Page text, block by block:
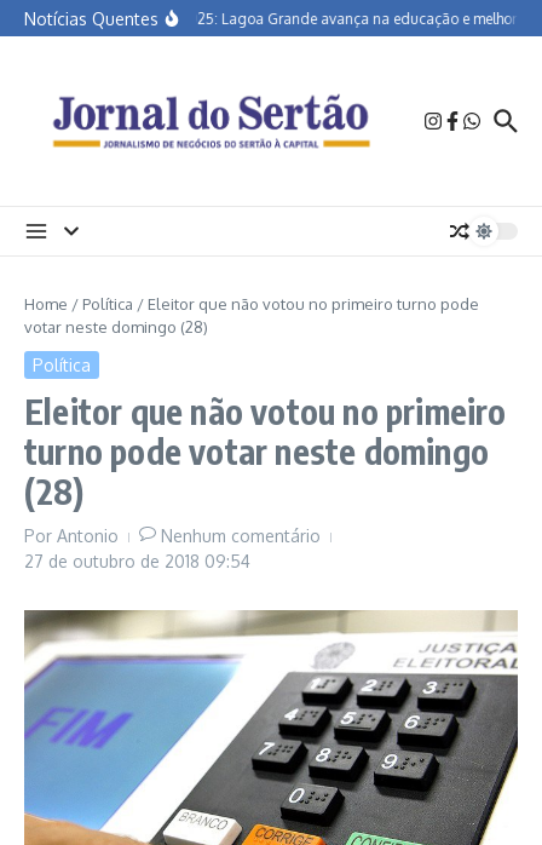
Ir para o conteúdo
Notícias QuentesIdeb 2025: Lagoa Grande avança na educação e melhora
Home / Política / Eleitor que não votou no primeiro turno pode
votar neste domingo (28)
Política
Eleitor que não votou no primeiro
turno pode votar neste domingo
(28)
Por Antonio
Nenhum comentário
27 de outubro de 2018 09:54